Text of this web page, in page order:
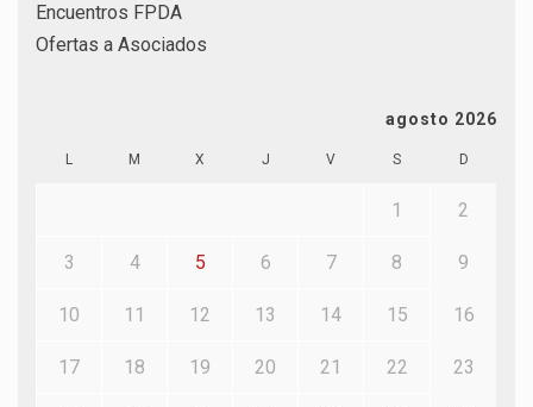
Encuentros FPDA
Ofertas a Asociados
agosto 2026
L M X J V S D
1 2
3 4 5 6 7 8 9
10 11 12 13 14 15 16
17 18 19 20 21 22 23